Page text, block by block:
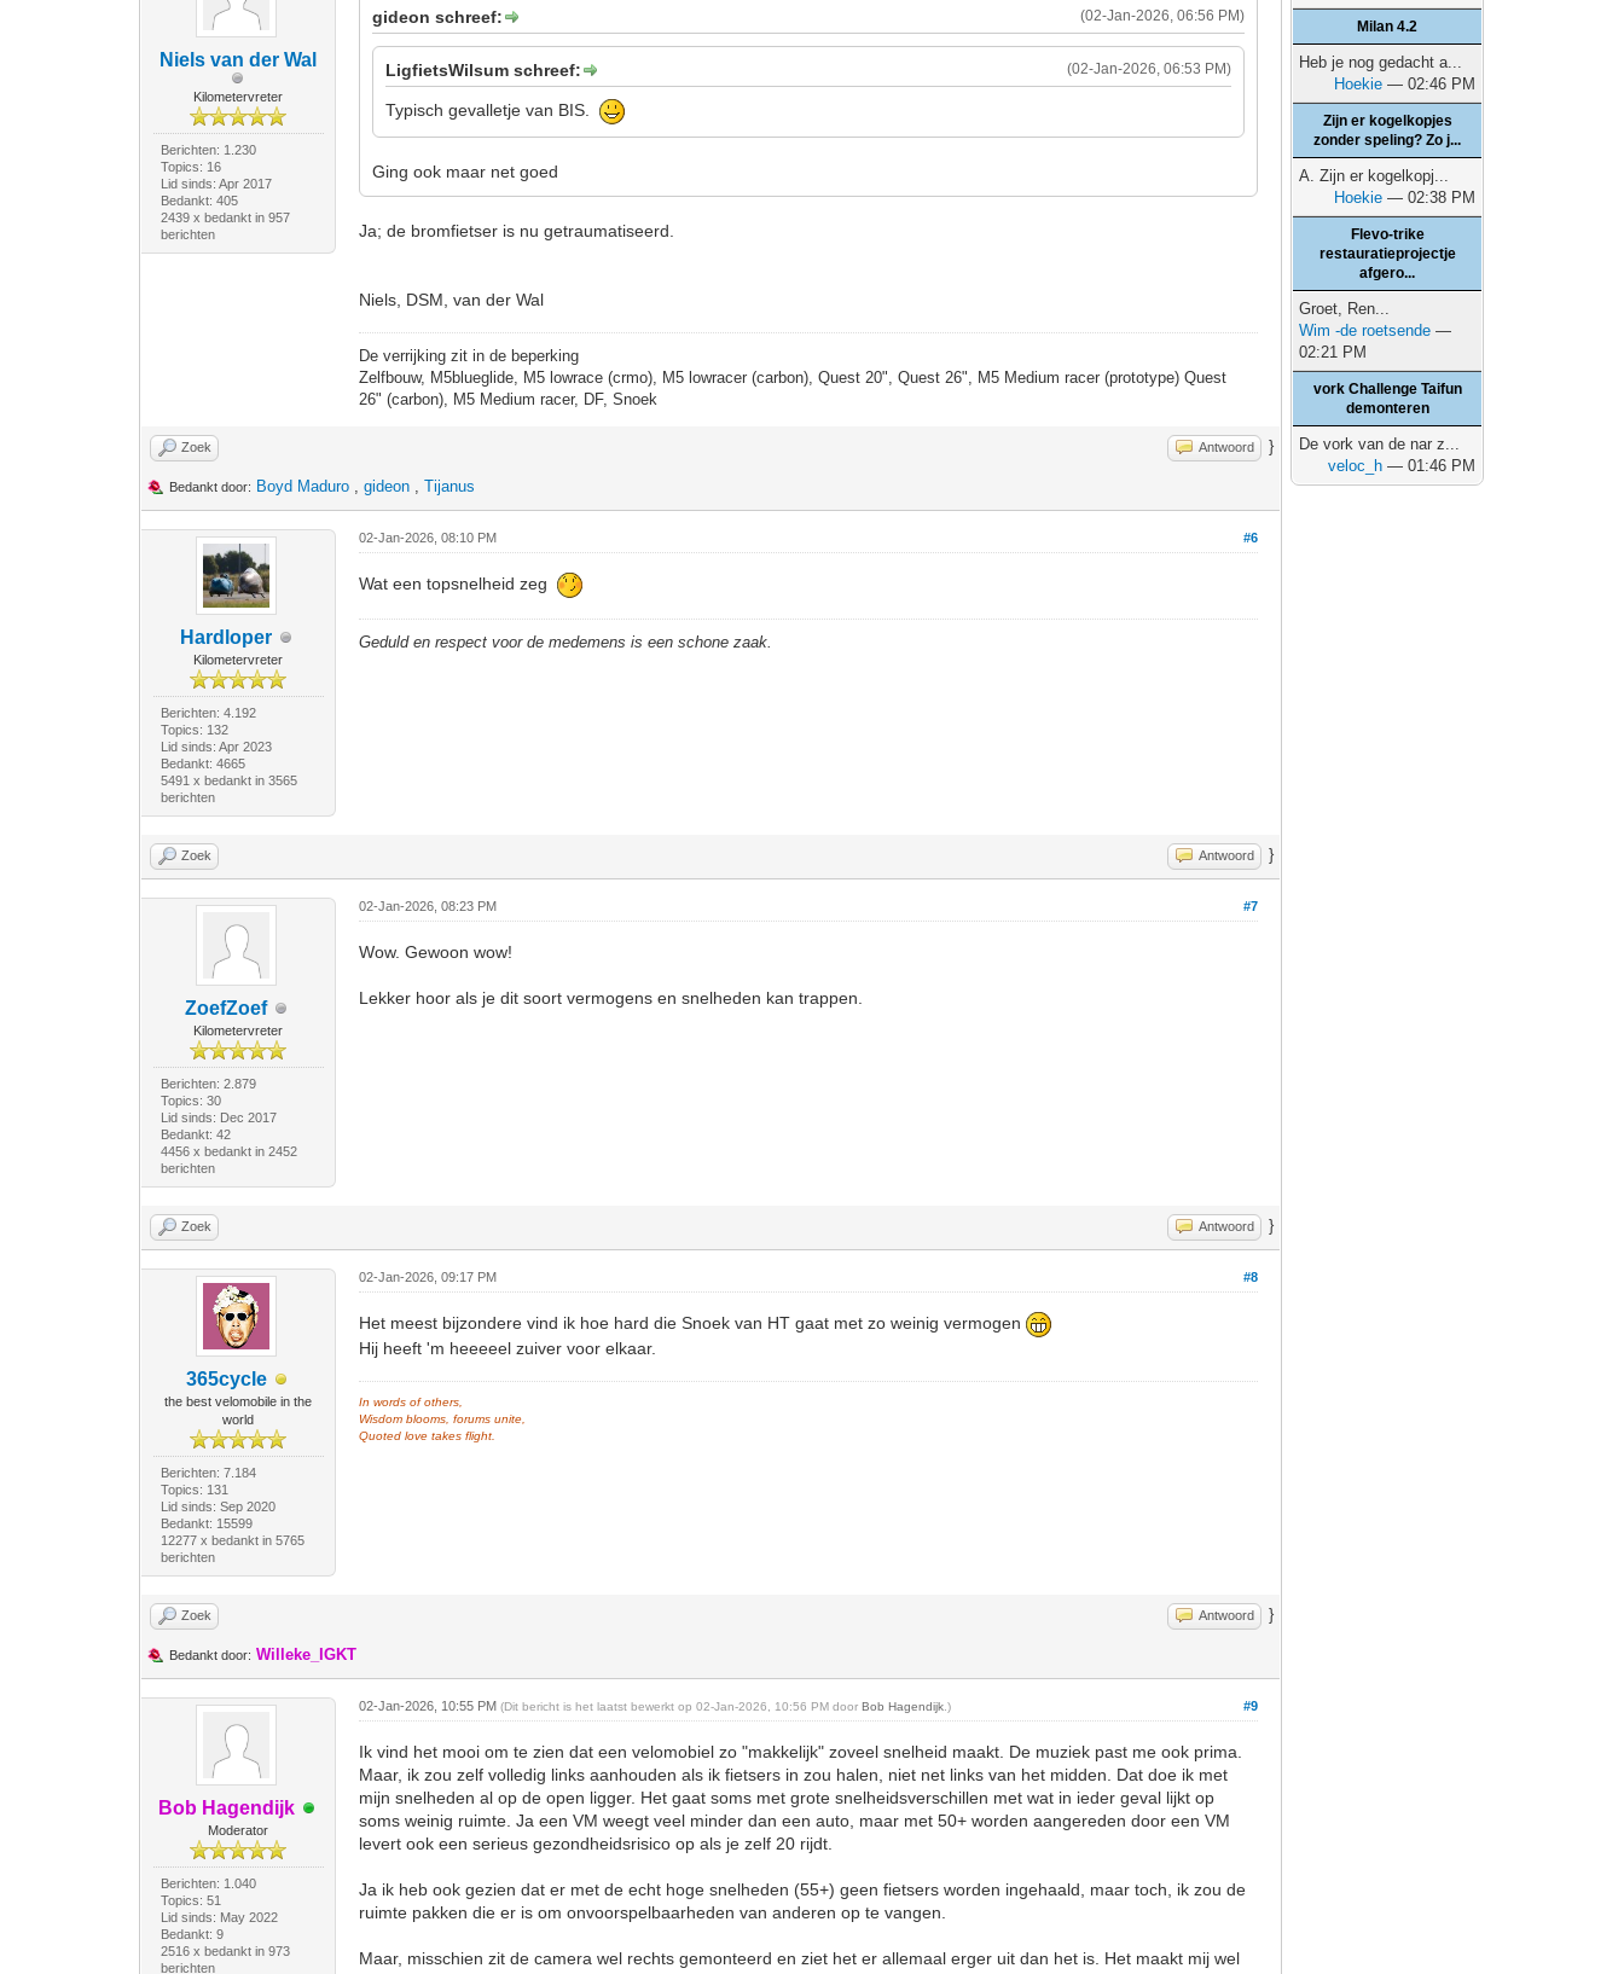
Niels van der Wal
Kilometervreter
Berichten: 1.230
Topics: 16
Lid sinds: Apr 2017
Bedankt: 405
2439 x bedankt in 957
berichten
(02-Jan-2026, 06:56 PM)
gideon schreef:
(02-Jan-2026, 06:53 PM)
LigfietsWilsum schreef:
Typisch gevalletje van BIS.
Ging ook maar net goed
Ja; de bromfietser is nu getraumatiseerd.
Niels, DSM, van der Wal
De verrijking zit in de beperking
Zelfbouw, M5blueglide, M5 lowrace (crmo), M5 lowracer (carbon), Quest 20", Quest 26", M5 Medium racer (prototype) Quest
26" (carbon), M5 Medium racer, DF, Snoek
Zoek Antwoord }
Bedankt door: Boyd Maduro ,gideon ,Tijanus
Hardloper
Kilometervreter
Berichten: 4.192
Topics: 132
Lid sinds: Apr 2023
Bedankt: 4665
5491 x bedankt in 3565
berichten
#6
02-Jan-2026, 08:10 PM
Wat een topsnelheid zeg
Geduld en respect voor de medemens is een schone zaak.
Zoek Antwoord }
ZoefZoef
Kilometervreter
Berichten: 2.879
Topics: 30
Lid sinds: Dec 2017
Bedankt: 42
4456 x bedankt in 2452
berichten
#7
02-Jan-2026, 08:23 PM
Wow. Gewoon wow!
Lekker hoor als je dit soort vermogens en snelheden kan trappen.
Zoek Antwoord }
365cycle
the best velomobile in the
world
Berichten: 7.184
Topics: 131
Lid sinds: Sep 2020
Bedankt: 15599
12277 x bedankt in 5765
berichten
#8
02-Jan-2026, 09:17 PM
Het meest bijzondere vind ik hoe hard die Snoek van HT gaat met zo weinig vermogen
Hij heeft 'm heeeeel zuiver voor elkaar.
In words of others,
Wisdom blooms, forums unite,
Quoted love takes flight.
Zoek Antwoord }
Bedankt door: Willeke_IGKT
Bob Hagendijk
Moderator
Berichten: 1.040
Topics: 51
Lid sinds: May 2022
Bedankt: 9
2516 x bedankt in 973
berichten
#9
02-Jan-2026, 10:55 PM(Dit bericht is het laatst bewerkt op 02-Jan-2026, 10:56 PM doorBob Hagendijk .)
Ik vind het mooi om te zien dat een velomobiel zo "makkelijk" zoveel snelheid maakt. De muziek past me ook prima.
Maar, ik zou zelf volledig links aanhouden als ik fietsers in zou halen, niet net links van het midden. Dat doe ik met
mijn snelheden al op de open ligger. Het gaat soms met grote snelheidsverschillen met wat in ieder geval lijkt op
soms weinig ruimte. Ja een VM weegt veel minder dan een auto, maar met 50+ worden aangereden door een VM
levert ook een serieus gezondheidsrisico op als je zelf 20 rijdt.
Ja ik heb ook gezien dat er met de echt hoge snelheden (55+) geen fietsers worden ingehaald, maar toch, ik zou de
ruimte pakken die er is om onvoorspelbaarheden van anderen op te vangen.
Maar, misschien zit de camera wel rechts gemonteerd en ziet het er allemaal erger uit dan het is. Het maakt mij wel
Milan 4.2
Heb je nog gedacht a...
Hoekie — 02:46 PM
Zijn er kogelkopjes
zonder speling? Zo j...
A. Zijn er kogelkopj...
Hoekie — 02:38 PM
Flevo-trike
restauratieprojectje
afgero...
Groet, Ren...
Wim -de roetsende —
02:21 PM
vork Challenge Taifun
demonteren
De vork van de nar z...
veloc_h — 01:46 PM